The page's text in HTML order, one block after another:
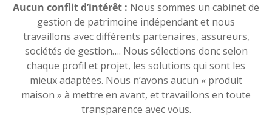
Aucun conflit d’intérêt : Nous sommes un cabinet de
gestion de patrimoine indépendant et nous
travaillons avec différents partenaires, assureurs,
sociétés de gestion…. Nous sélections donc selon
chaque profil et projet, les solutions qui sont les
mieux adaptées. Nous n’avons aucun « produit
maison » à mettre en avant, et travaillons en toute
transparence avec vous.